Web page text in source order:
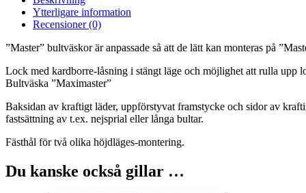
Ytterligare information
Recensioner (0)
”Master” bultväskor är anpassade så att de lätt kan monteras på
Lock med kardborre-låsning i stängt läge och möjlighet att rulla upp
Bultväska ”Maximaster”
Baksidan av kraftigt läder, uppförstyvat framstycke och sidor av
fastsättning av t.ex. nejsprial eller långa bultar.
Fästhål för två olika höjdläges-montering.
Du kanske också gillar …